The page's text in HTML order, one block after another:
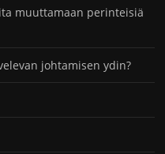
muuttamaan perinteisiä
johtamisen ydin?